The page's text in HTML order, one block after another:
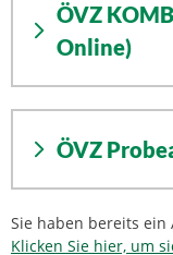
ÖVZ
Online)
ÖVZ
Sie haben bereits ein
Klicken Sie hier, um